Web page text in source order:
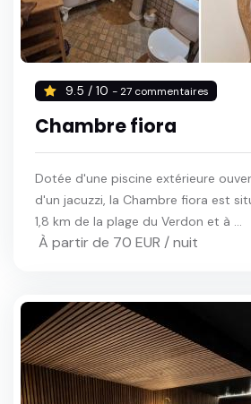
9.5 / 10 - 27 commentaires
Chambre fiora
Dotée d'une piscine extérieure
d'un jacuzzi, la Chambre fiora est
1,8 km de la plage du Verdon et à ...
À partir de 70 EUR / nuit